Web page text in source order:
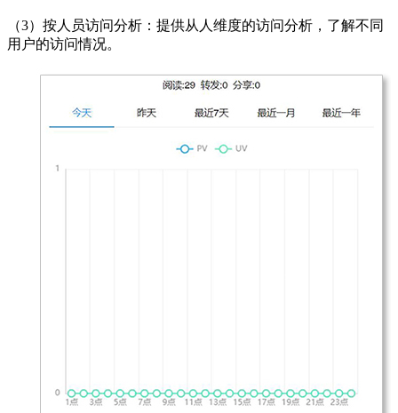
（3）按人员访问分析：提供从人维度的访问分析，了解不同
用户的访问情况。